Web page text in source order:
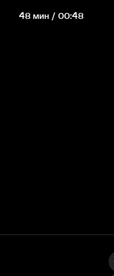
48 мин / 00:48